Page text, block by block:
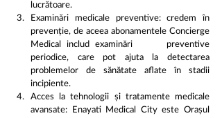
lucrătoare.
Examinări medicale preventive: credem în
prevenție, de aceea abonamentele Concierge
Medical includ examinări      preventive
periodice, care pot ajuta la detectarea
problemelor de sănătate aflate în stadii
incipiente.
Acces la tehnologii și tratamente medicale
avansate: Enayati Medical City este Orașul